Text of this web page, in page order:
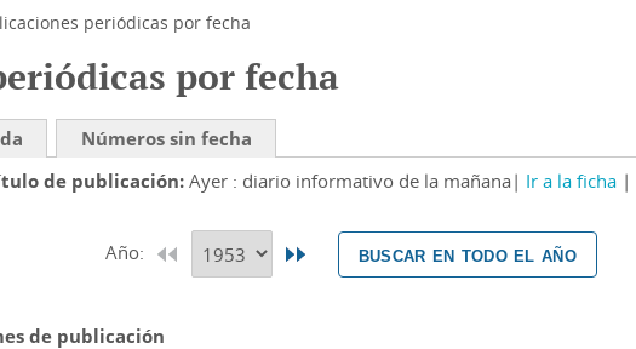
periódicas por fecha
por fecha
Números sin fecha
de publicación Ayer : diario informativo de la mañana Ir a la ficha
Año: buscar en todo el año
de publicación